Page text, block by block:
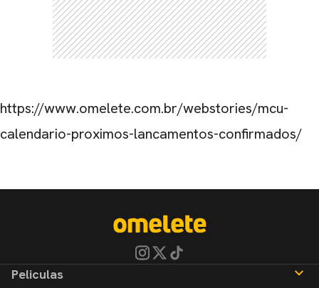
https://www.omelete.com.br/webstories/mcu-
calendario-proximos-lancamentos-confirmados/
Peliculas